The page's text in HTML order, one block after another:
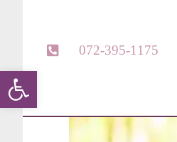
פתח
072-395-1175